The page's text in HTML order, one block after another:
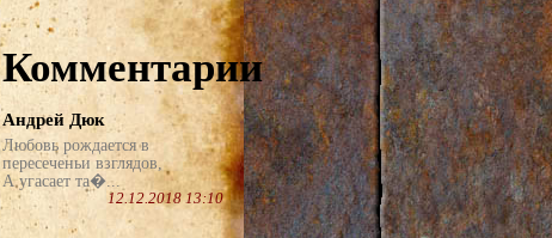
Комментарии
Андрей Дюк
Любовь рождается в
пересеченьи взглядов,
А угасает та�...
12.12.2018 13:10